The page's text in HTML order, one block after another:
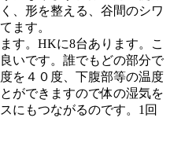
、形を整える、谷間のシワ
ます。
す。HKに8台あります。こ
いです。誰でもどの部分で
を４０度、下腹部等の温度
ができますので体の湿気を
にもつながるのです。1回